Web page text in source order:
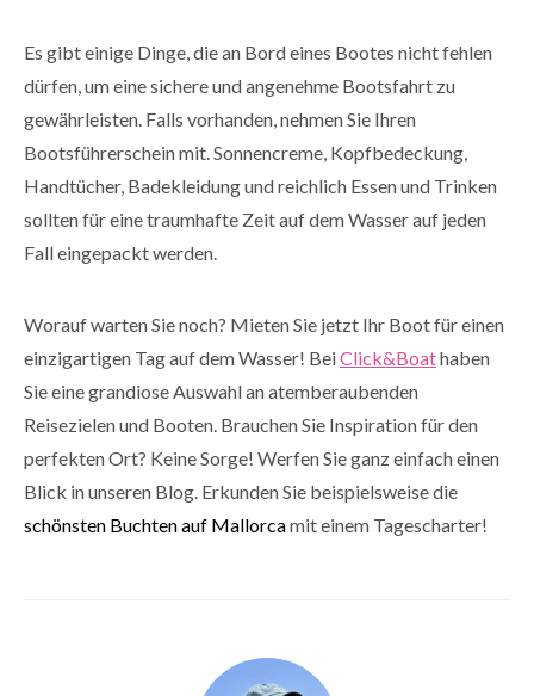
Es gibt einige Dinge, die an Bord eines Bootes nicht fehlen
dürfen, um eine sichere und angenehme Bootsfahrt zu
gewährleisten. Falls vorhanden, nehmen Sie Ihren
Bootsführerschein mit. Sonnencreme, Kopfbedeckung,
Handtücher, Badekleidung und reichlich Essen und Trinken
sollten für eine traumhafte Zeit auf dem Wasser auf jeden
Fall eingepackt werden.
Worauf warten Sie noch? Mieten Sie jetzt Ihr Boot für einen
einzigartigen Tag auf dem Wasser! BeiClick&Boathaben
Sie eine grandiose Auswahl an atemberaubenden
Reisezielen und Booten. Brauchen Sie Inspiration für den
perfekten Ort? Keine Sorge! Werfen Sie ganz einfach einen
Blick in unseren Blog. Erkunden Sie beispielsweise die
schönsten Buchten auf Mallorcamit einem Tagescharter!